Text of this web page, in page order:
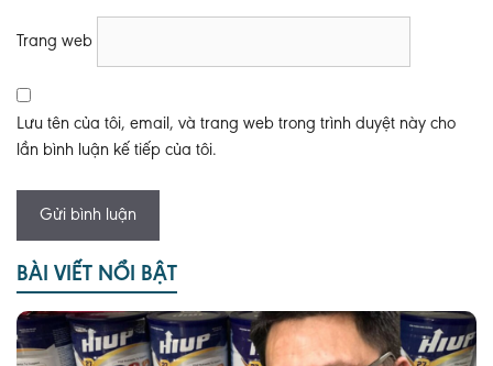
Trang web
Lưu tên của tôi, email, và trang web trong trình duyệt này cho
lần bình luận kế tiếp của tôi.
BÀI VIẾT NỔI BẬT